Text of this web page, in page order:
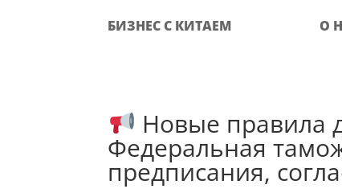
БИЗНЕС С КИТАЕМ О
Новые правила
Федеральная
предписания,